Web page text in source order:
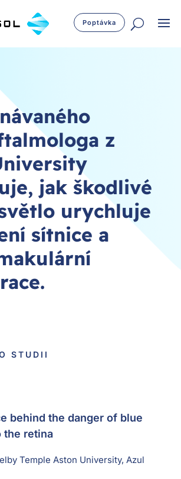
Poptávka
z
jak škodlivé
urychluje
sítnice a
STUDII
behind the danger of blue
the retina
Temple Aston University, Azul